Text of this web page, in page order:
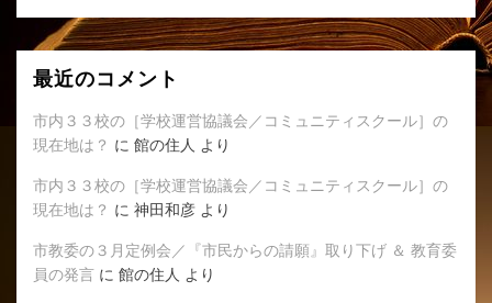
最近のコメント
市内３３校の［学校運営協議会／コミュニティスクール］の
現在地は？ に 館の住人 より
市内３３校の［学校運営協議会／コミュニティスクール］の
現在地は？ に 神田和彦 より
市教委の３月定例会／『市民からの請願』取り下げ ＆ 教育委
員の発言 に 館の住人 より